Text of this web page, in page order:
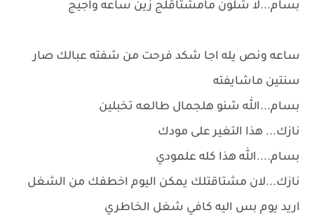
بسام...لا شلون مامشتاقلج زين ساعه واجيج
ساعه ونص يله اجا شكد فرحت من شفته عبالك صار
سنتين ماشايفته
بسام...الله شنو هلجمال طالعه تخبلين
نازك... هذا التغير على مودك
بسام....الله هذا كله علمودي
نازك...لان مشتاقتلك يمكن اليوم اخطفك من الشغل
اريد يوم بس اليه كافي شغل الخاطري